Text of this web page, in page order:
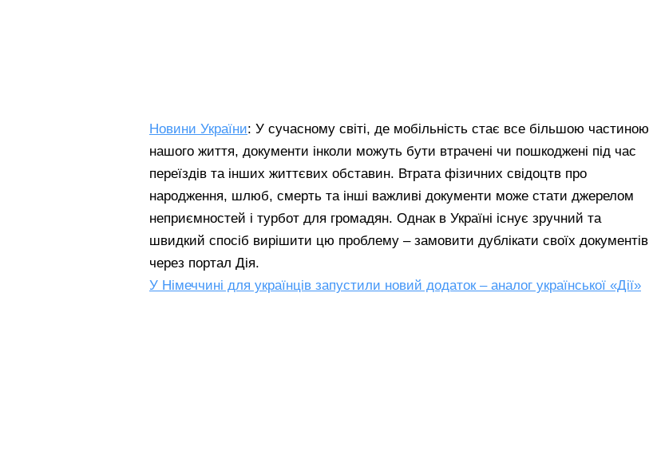
Новини України: У сучасному світі, де мобільність стає все більшою частиною
нашого життя, документи інколи можуть бути втрачені чи пошкоджені під час
переїздів та інших життєвих обставин. Втрата фізичних свідоцтв про
народження, шлюб, смерть та інші важливі документи може стати джерелом
неприємностей і турбот для громадян. Однак в Україні існує зручний та
швидкий спосіб вирішити цю проблему – замовити дублікати своїх документів
через портал Дія.
У Німеччині для українців запустили новий додаток – аналог української «Дії»